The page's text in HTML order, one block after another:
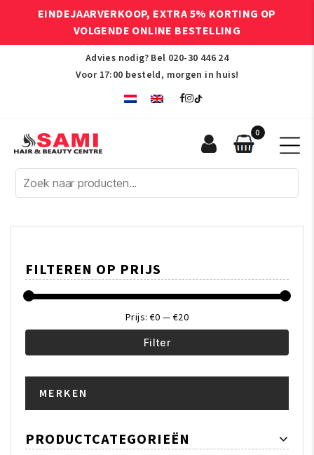
EINDEJAARVERKOOP, EXTRA 5% KORTING OP
VOLGENDE ONLINE BESTELLING
Advies nodig? Bel 020-30 446 24
Voor 17:00 besteld, morgen in huis!
Afro
Hair
Beauty
0
FILTEREN OP PRIJS
Filter
Prijs: €0 — €20
MERKEN
PRODUCTCATEGORIEËN